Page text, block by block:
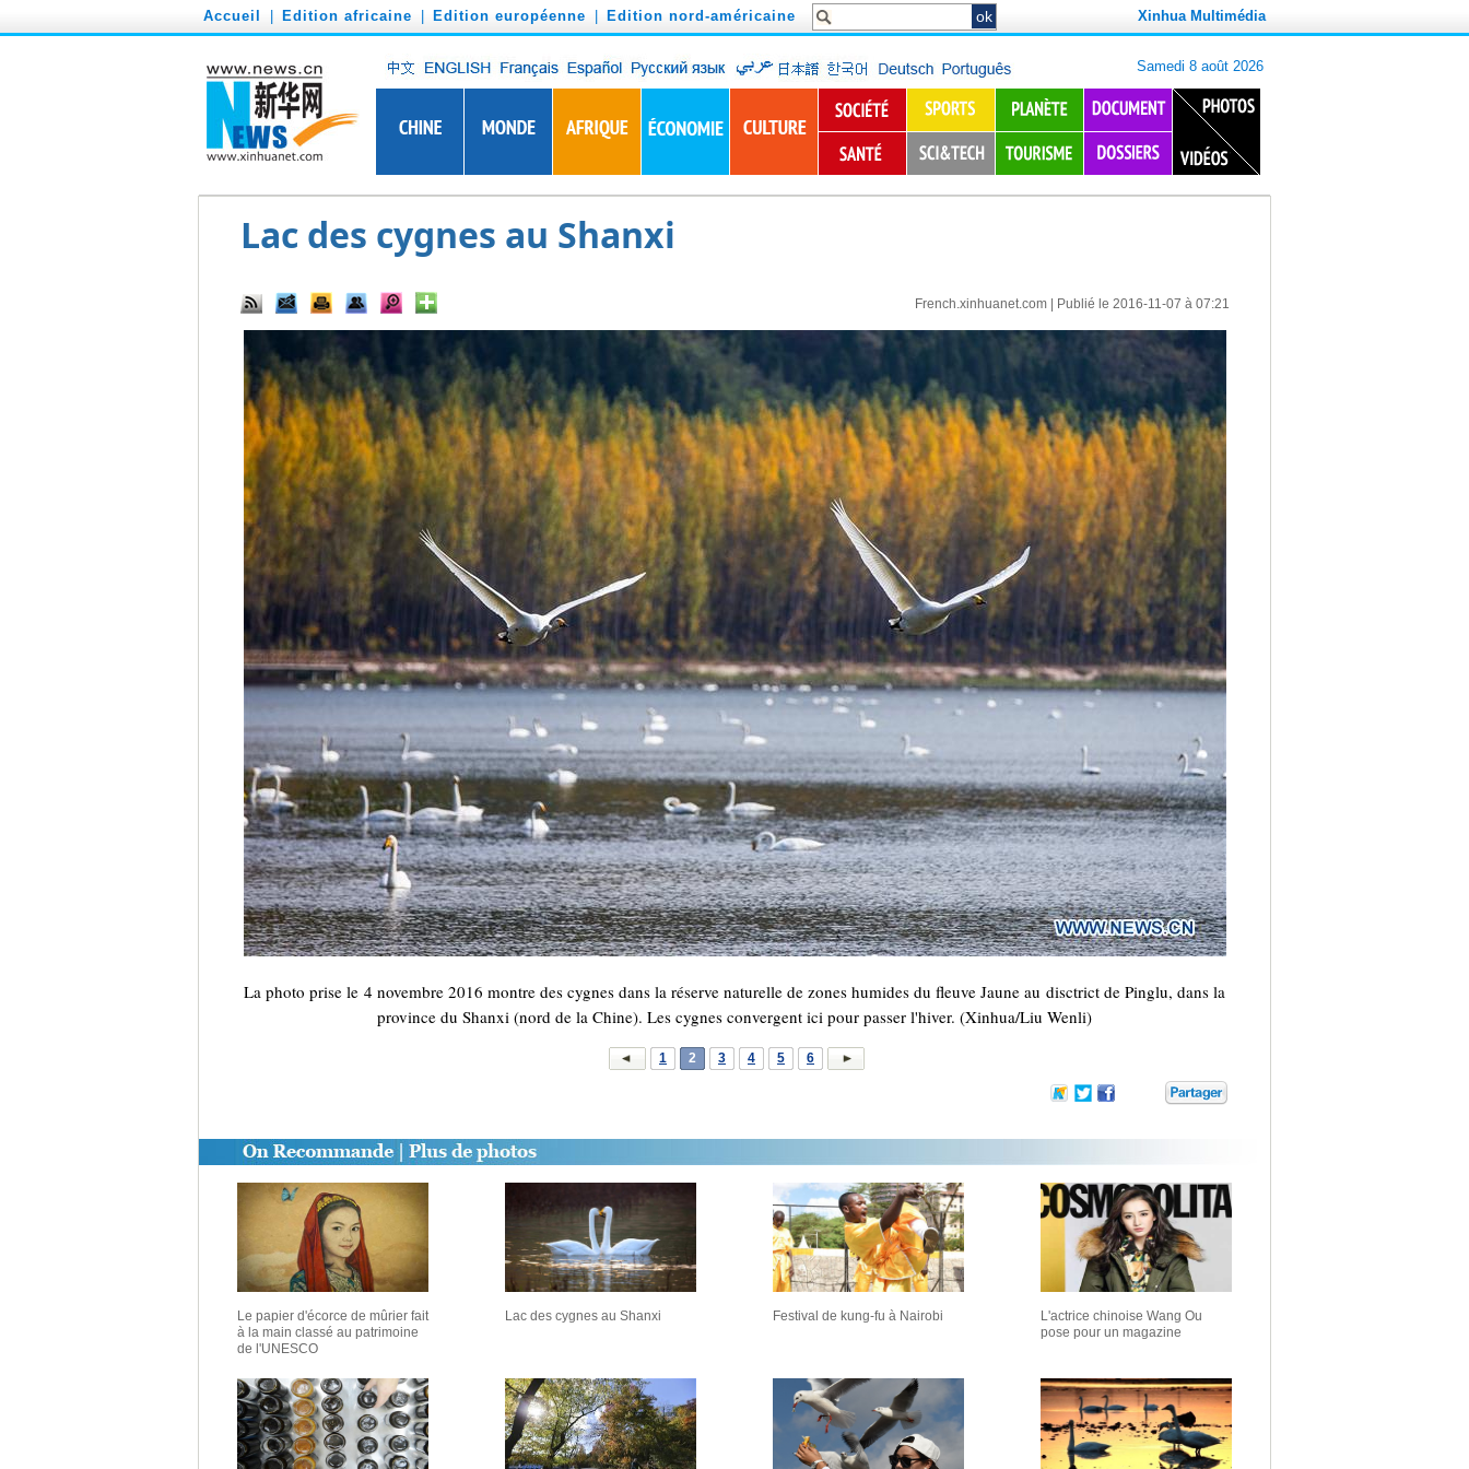
Accueil Edition africaine Edition européenne Edition nord-américaine Xinhua Multimédia
Lac des cygnes au Shanxi
French.xinhuanet.com| Publié le 2016-11-07 à 07:21
La photo prise le 4 novembre 2016 montre des cygnes dans la réserve naturelle de zones humides du fleuve Jaune au disctrict de Pinglu, dans la
province du Shanxi (nord de la Chine). Les cygnes convergent ici pour passer l'hiver. (Xinhua/Liu Wenli)
1 2 3 4 5 6
Le papier d'écorce de mûrier fait
à la main classé au patrimoine
de l'UNESCO
Lac des cygnes au Shanxi Festival de kung-fu à Nairobi
L'actrice chinoise Wang Ou
pose pour un magazine